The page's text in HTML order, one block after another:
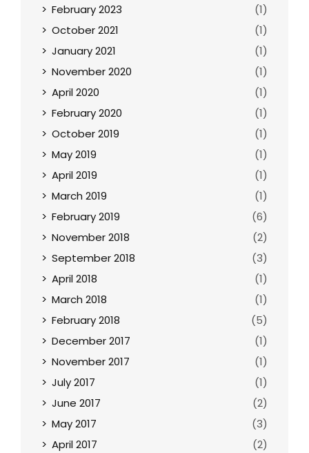
February 2023
(1)
October 2021
(1)
January 2021
(1)
November 2020
(1)
April 2020
(1)
February 2020
(1)
October 2019
(1)
May 2019
(1)
April 2019
(1)
March 2019
(1)
February 2019
(6)
November 2018
(2)
September 2018
(3)
April 2018
(1)
March 2018
(1)
February 2018
(5)
December 2017
(1)
November 2017
(1)
July 2017
(1)
June 2017
(2)
May 2017
(3)
April 2017
(2)